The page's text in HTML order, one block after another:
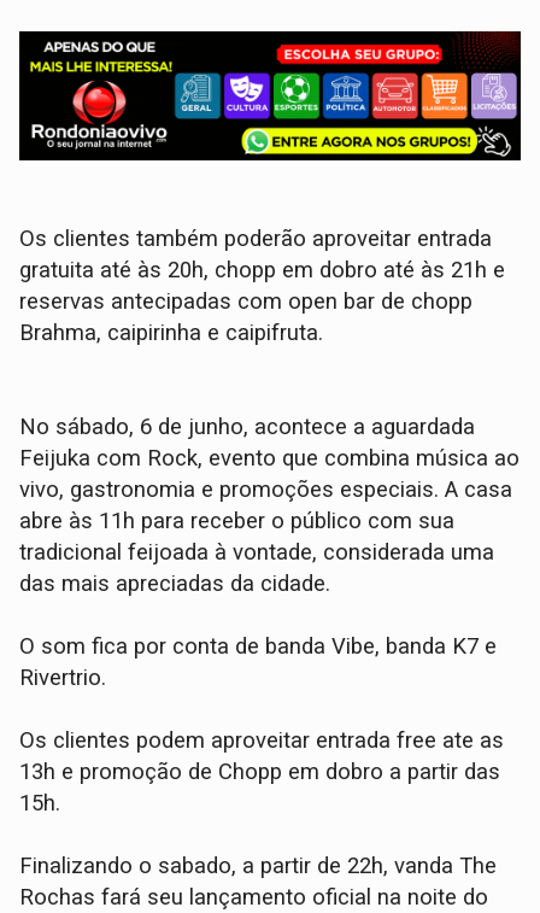
Os clientes também poderão aproveitar entrada
gratuita até às 20h, chopp em dobro até às 21h e
reservas antecipadas com open bar de chopp
Brahma, caipirinha e caipifruta.
No sábado, 6 de junho, acontece a aguardada
Feijuka com Rock, evento que combina música ao
vivo, gastronomia e promoções especiais. A casa
abre às 11h para receber o público com sua
tradicional feijoada à vontade, considerada uma
das mais apreciadas da cidade.
O som fica por conta de banda Vibe, banda K7 e
Rivertrio.
Os clientes podem aproveitar entrada free ate as
13h e promoção de Chopp em dobro a partir das
15h.
Finalizando o sabado, a partir de 22h, vanda The
Rochas fará seu lançamento oficial na noite do